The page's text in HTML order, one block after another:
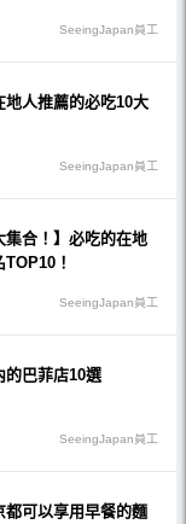
SeeingJapan員工
地人推薦的必吃10大
SeeingJapan員工
集合！】必吃的在地
！
SeeingJapan員工
的巴菲店10選
SeeingJapan員工
都可以享用早餐的麵